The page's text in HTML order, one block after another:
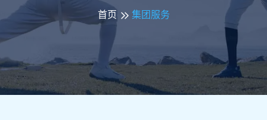
首页 集团服务